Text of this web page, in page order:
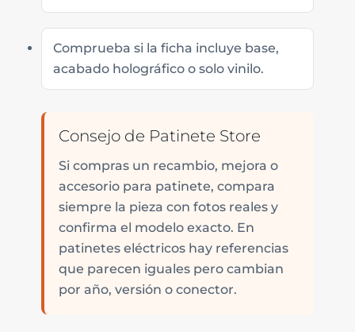
Comprueba si la ficha incluye base,
acabado holográfico o solo vinilo.
Consejo de Patinete Store
Si compras un recambio, mejora o
accesorio para patinete, compara
siempre la pieza con fotos reales y
confirma el modelo exacto. En
patinetes eléctricos hay referencias
que parecen iguales pero cambian
por año, versión o conector.